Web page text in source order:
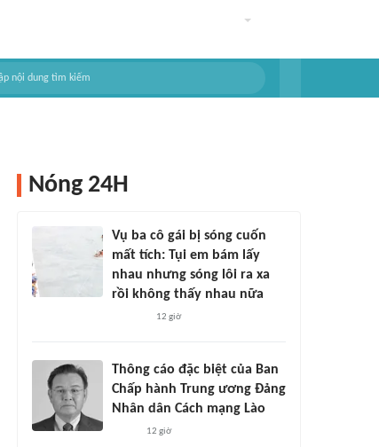
Nóng 24H
Vụ ba cô gái bị sóng cuốn
mất tích: Tụi em bám lấy
nhau nhưng sóng lôi ra xa
rồi không thấy nhau nữa
12 giờ
Thông cáo đặc biệt của Ban
Chấp hành Trung ương Đảng
Nhân dân Cách mạng Lào
12 giờ